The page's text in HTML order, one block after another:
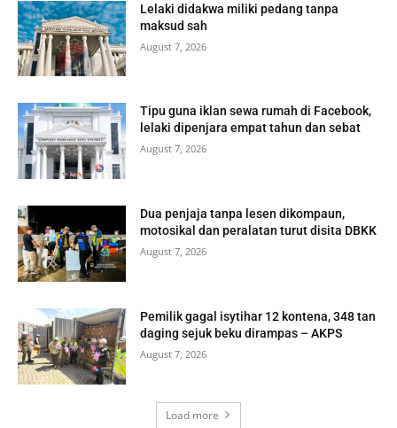
Lelaki didakwa miliki pedang tanpa
maksud sah
August 7, 2026
Tipu guna iklan sewa rumah di Facebook,
lelaki dipenjara empat tahun dan sebat
August 7, 2026
Dua penjaja tanpa lesen dikompaun,
motosikal dan peralatan turut disita DBKK
August 7, 2026
Pemilik gagal isytihar 12 kontena, 348 tan
daging sejuk beku dirampas – AKPS
August 7, 2026
Load more